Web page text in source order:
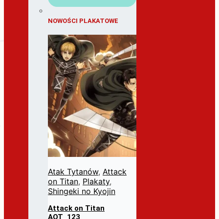
NOWOŚCI PLAKATOWE
Atak Tytanów, Attack
on Titan, Plakaty,
Shingeki no Kyojin
Attack on Titan
AOT_123